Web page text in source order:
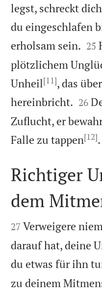
legst, schreckt
du eingeschlafen
erholsam sein. 

25
plötzlichem
Unheil[11], das
hereinbricht. 

26
Zuflucht, er
Falle zu tappen[12].

Richtiger
dem

27 Verweigere
darauf hat, deine
du etwas für ihn
zu deinem